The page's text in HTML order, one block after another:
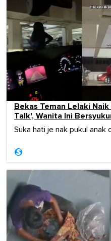
Bekas Teman Lelaki
Talk', Wanita Ini
Suka hati je nak pukul anak